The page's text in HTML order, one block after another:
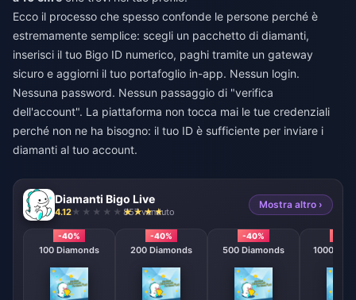
Ecco il processo che spesso confonde le persone perché è
estremamente semplice: scegli un pacchetto di diamanti,
inserisci il tuo Bigo ID numerico, paghi tramite un gateway
sicuro e aggiorni il tuo portafoglio in-app. Nessun login.
Nessuna password. Nessun passaggio di "verifica
dell'account". La piattaforma non tocca mai le tue credenziali
perché non ne ha bisogno: il tuo ID è sufficiente per inviare i
diamanti al tuo account.
Diamanti Bigo Live
4.12 857 venduto
Mostra altro ›
-40%
100 Diamonds
-40%
200 Diamonds
-40%
500 Diamonds 1000